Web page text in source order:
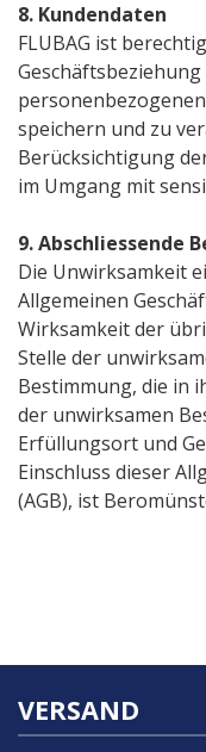
8. Kundendaten
FLUBAG ist
speichern und zu
Berücksichtigung
im Umgang mit
9. Abschliessende
Die Unwirksamkeit
Allgemeinen
Wirksamkeit der
Stelle der
Bestimmung, die in
der unwirksamen
Erfüllungsort und
Einschluss dieser
(AGB), ist
VERSAND